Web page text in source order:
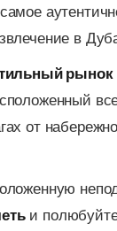
в
рынок
от
и